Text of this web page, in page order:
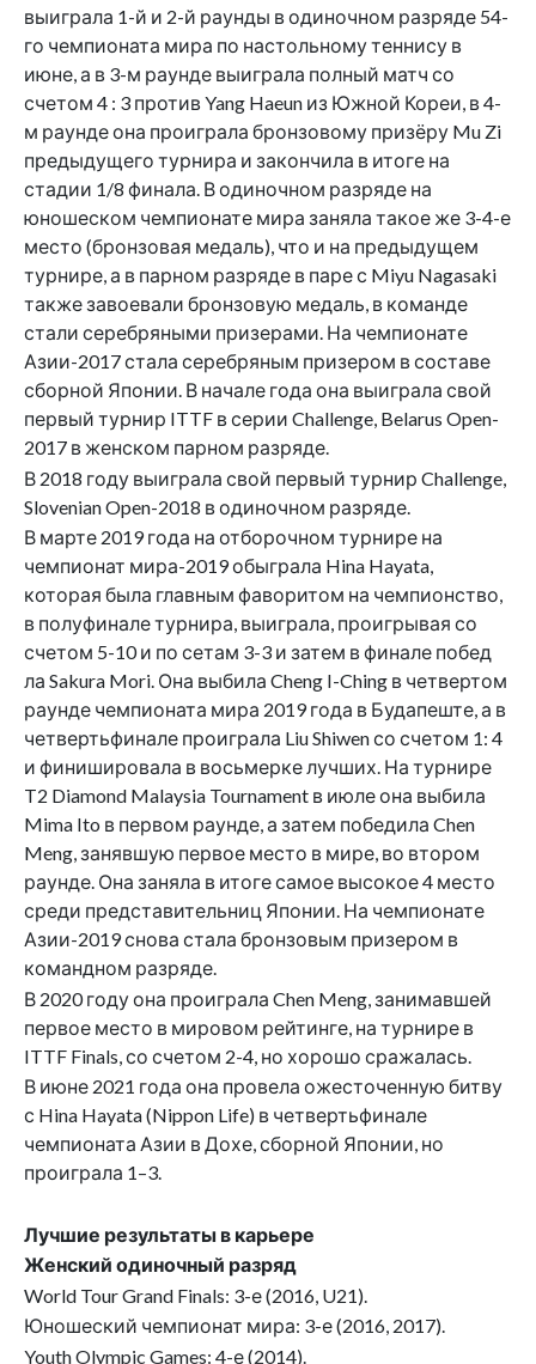
выиграла 1-й и 2-й раунды в одиночном разряде 54-
го чемпионата мира по настольному теннису в
июне, а в 3-м раунде выиграла полный матч со
счетом 4 : 3 против Yang Haeun из Южной Кореи, в 4-
м раунде она проиграла бронзовому призёру Mu Zi
предыдущего турнира и закончила в итоге на
стадии 1/8 финала. В одиночном разряде на
юношеском чемпионате мира заняла такое же 3-4-е
место (бронзовая медаль), что и на предыдущем
турнире, а в парном разряде в паре с Miyu Nagasaki
также завоевали бронзовую медаль, в команде
стали серебряными призерами. На чемпионате
Азии-2017 стала серебряным призером в составе
сборной Японии. В начале года она выиграла свой
первый турнир ITTF в серии Challenge, Belarus Open-
2017 в женском парном разряде.
В 2018 году выиграла свой первый турнир Challenge,
Slovenian Open-2018 в одиночном разряде.
В марте 2019 года на отборочном турнире на
чемпионат мира-2019 обыграла Hina Hayata,
которая была главным фаворитом на чемпионство,
в полуфинале турнира, выиграла, проигрывая со
счетом 5-10 и по сетам 3-3 и затем в финале побед
ла Sakura Mori. Она выбила Cheng I-Ching в четвертом
раунде чемпионата мира 2019 года в Будапеште, а в
четвертьфинале проиграла Liu Shiwen со счетом 1: 4
и финишировала в восьмерке лучших. На турнире
T2 Diamond Malaysia Tournament в июле она выбила
Mima Ito в первом раунде, а затем победила Chen
Meng, занявшую первое место в мире, во втором
раунде. Она заняла в итоге самое высокое 4 место
среди представительниц Японии. На чемпионате
Азии-2019 снова стала бронзовым призером в
командном разряде.
В 2020 году она проиграла Chen Meng, занимавшей
первое место в мировом рейтинге, на турнире в
ITTF Finals, со счетом 2-4, но хорошо сражалась.
В июне 2021 года она провела ожесточенную битву
с Hina Hayata (Nippon Life) в четвертьфинале
чемпионата Азии в Дохе, сборной Японии, но
проиграла 1–3.
Лучшие результаты в карьере
Женский одиночный разряд
World Tour Grand Finals: 3-е (2016, U21).
Юношеский чемпионат мира: 3-е (2016, 2017).
Youth Olympic Games: 4-е (2014).